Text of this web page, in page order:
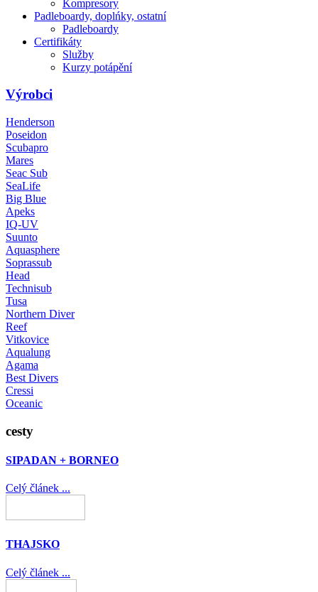
Kompresory
Padleboardy, doplńky, ostatní
Padleboardy
Certifikáty
Služby
Kurzy potápění
Výrobci
Henderson
Poseidon
Scubapro
Mares
Seac Sub
SeaLife
Big Blue
Apeks
IQ-UV
Suunto
Aquasphere
Soprassub
Head
Technisub
Tusa
Northern Diver
Reef
Vitkovice
Aqualung
Agama
Best Divers
Cressi
Oceanic
cesty
SIPADAN + BORNEO
Celý článek ...
THAJSKO
Celý článek ...